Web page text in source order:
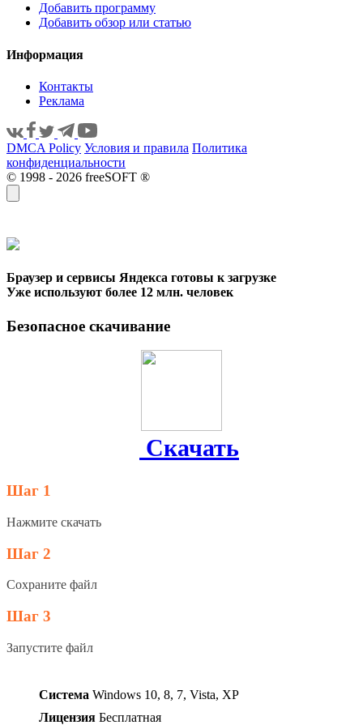
Добавить программу
Добавить обзор или статью
Информация
Контакты
Реклама
DMCA Policy Условия и правила Политика
конфиденциальности
© 1998 - 2026 freeSOFT ®
Браузер и сервисы Яндекса готовы к загрузке
Уже используют более 12 млн. человек
Безопасное скачивание
Скачать
Шаг 1
Нажмите скачать
Шаг 2
Сохраните файл
Шаг 3
Запустите файл
Система Windows 10, 8, 7, Vista, XP
Лицензия Бесплатная